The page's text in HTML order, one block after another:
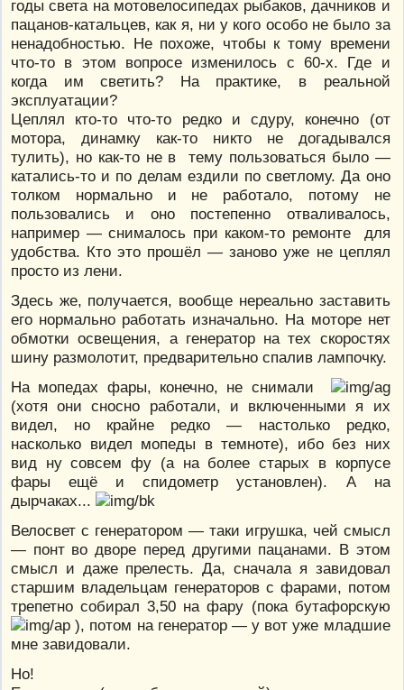
годы света на мотовелосипедах рыбаков, дачников и
пацанов-катальцев, как я, ни у кого особо не было за
ненадобностью. Не похоже, чтобы к тому времени
что-то в этом вопросе изменилось с 60-х. Где и
когда им светить? На практике, в реальной
эксплуатации?
Цеплял кто-то что-то редко и сдуру, конечно (от
мотора, динамку как-то никто не догадывался
тулить), но как-то не в тему пользоваться было —
катались-то и по делам ездили по светлому. Да оно
толком нормально и не работало, потому не
пользовались и оно постепенно отваливалось,
например — снималось при каком-то ремонте для
удобства. Кто это прошёл — заново уже не цеплял
просто из лени.
Здесь же, получается, вообще нереально заставить
его нормально работать изначально. На моторе нет
обмотки освещения, а генератор на тех скоростях
шину размолотит, предварительно спалив лампочку.
На мопедах фары, конечно, не снимали
(хотя они сносно работали, и включенными я их
видел, но крайне редко — настолько редко,
насколько видел мопеды в темноте), ибо без них
вид ну совсем фу (а на более старых в корпусе
фары ещё и спидометр установлен). А на
дырчаках...
Велосвет с генератором — таки игрушка, чей смысл
— понт во дворе перед другими пацанами. В этом
смысл и даже прелесть. Да, сначала я завидовал
старшим владельцам генераторов с фарами, потом
трепетно собирал 3,50 на фару (пока бутафорскую
), потом на генератор — у вот уже младшие
мне завидовали.
Но!